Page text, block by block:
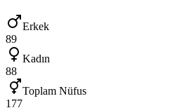
Erkek
89
Kadın
88
Toplam Nüfus
177